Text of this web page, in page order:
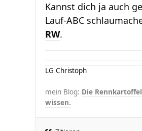
Kannst dich ja auch
Lauf-ABC
RW.
LG Christoph
mein Blog: Die
wissen.